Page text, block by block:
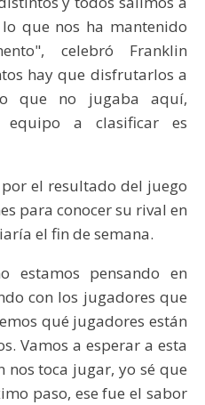
que nos ha mantenido
celebró Franklin
hay que disfrutarlos a
que no jugaba aquí,
a clasificar es
el resultado del juego
para conocer su rival en
el fin de semana.
estamos pensando en
con los jugadores que
qué jugadores están
Vamos a esperar a esta
nos toca jugar, yo sé que
paso, ese fue el sabor